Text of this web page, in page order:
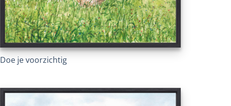
Doe je voorzichtig